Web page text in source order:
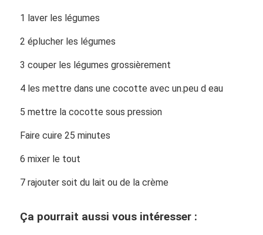
1 laver les légumes
2 éplucher les légumes
3 couper les légumes grossièrement
4 les mettre dans une cocotte avec un.peu d eau
5 mettre la cocotte sous pression
Faire cuire 25 minutes
6 mixer le tout
7 rajouter soit du lait ou de la crème
Ça pourrait aussi vous intéresser :